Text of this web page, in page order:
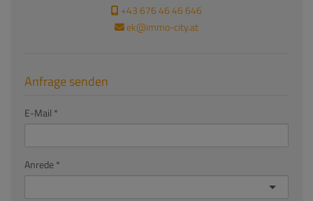
+43 676 46 46 646
ek@immo-city.at
Anfrage senden
E-Mail
Anrede